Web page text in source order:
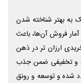
به بهتر شناخته شدن
فروش آن‌ها، باعث
ارزان تر در ذهن
و تخفیفی ضمن جذب
شده و توسعه و رونق